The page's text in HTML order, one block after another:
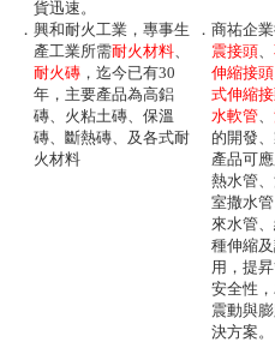
貨迅速。
． 興和耐火工業，專事生
產工業所需耐火材料、
耐火磚 ，迄今已有30
年，主要產品為高鋁
磚、火粘土磚、保溫
磚、斷熱磚、及各式耐
火材料
． 商祐企
震接頭、
伸縮接頭
式伸縮
水軟管、
的開發
產品可應
熱水管
室撒水管
來水管
種伸縮
用，提昇
安全性
震動與
決方案。